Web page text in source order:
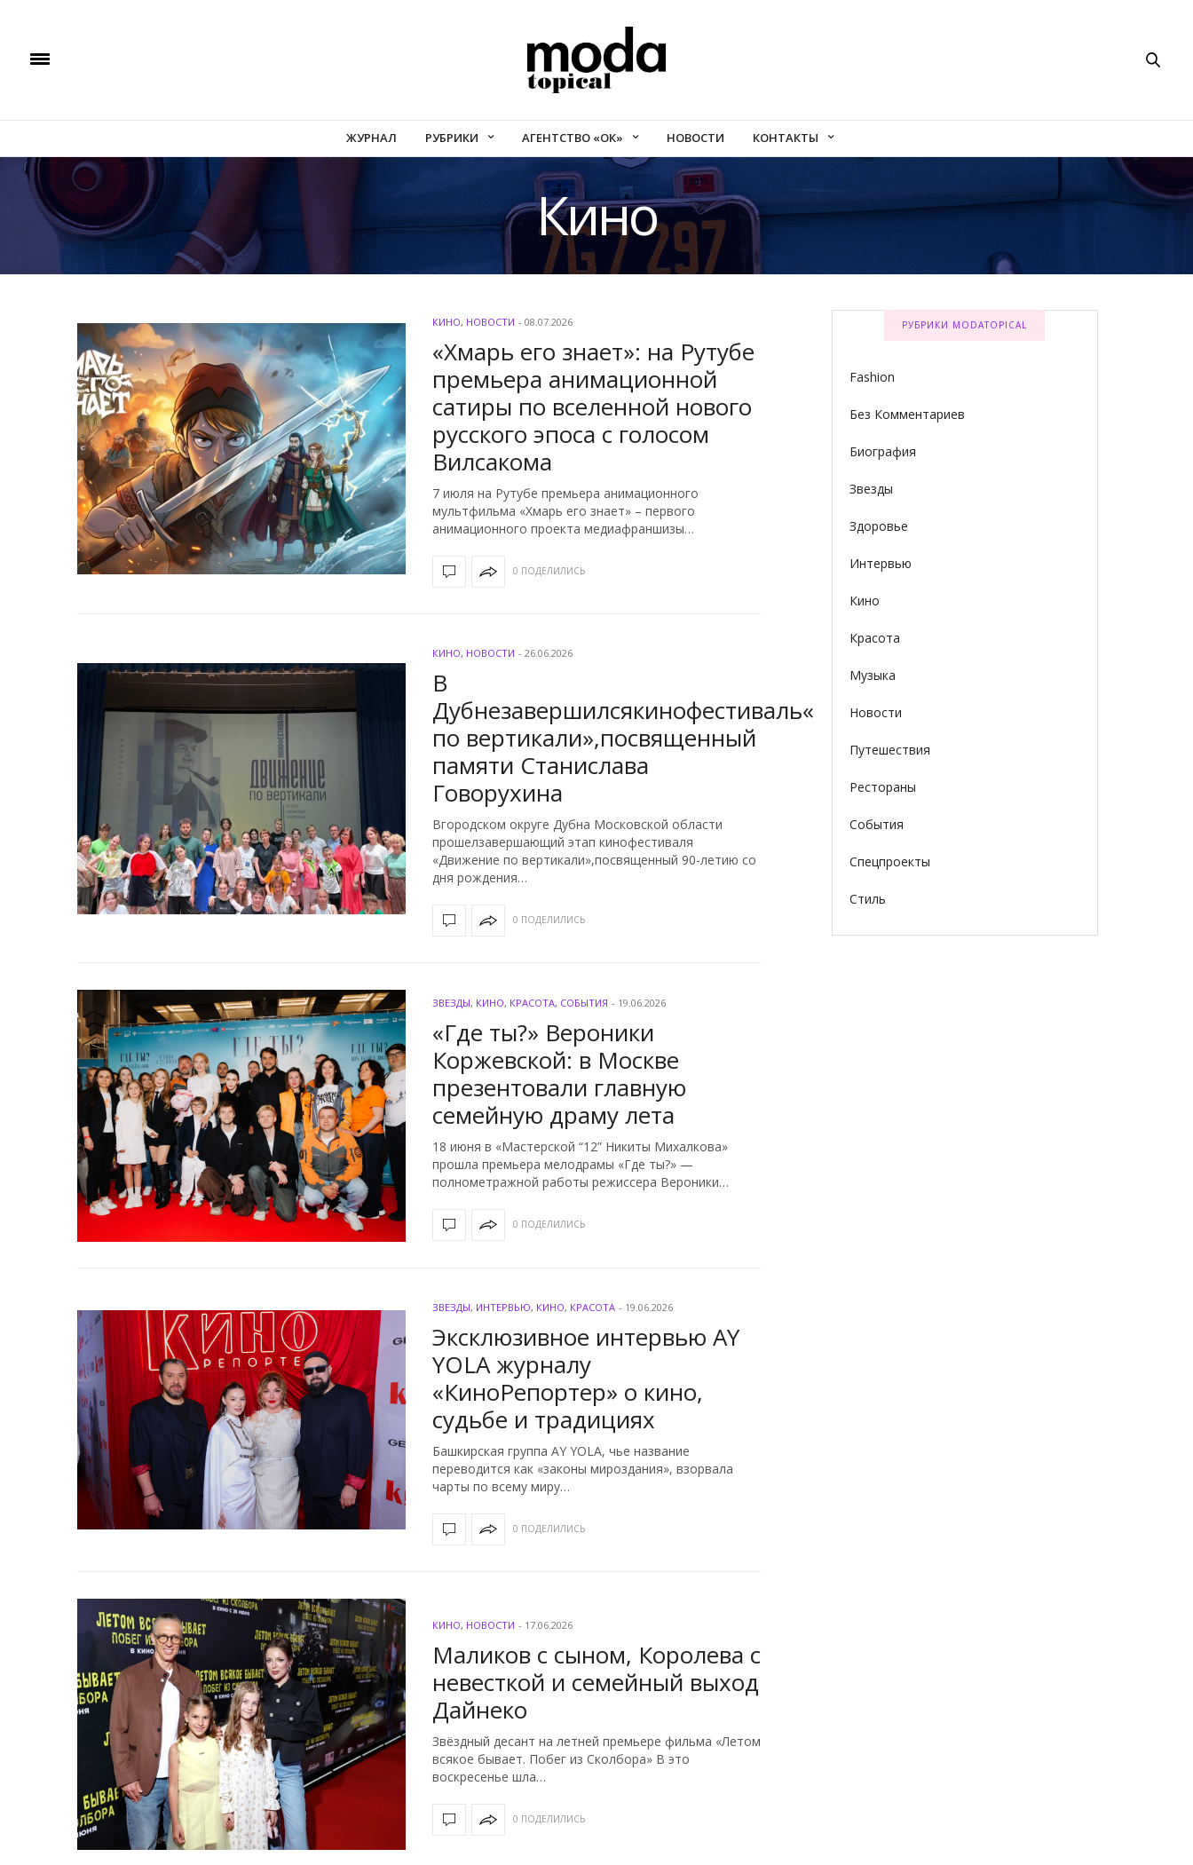
ЖУРНАЛ РУБРИКИ АГЕНТСТВО «ОК» НОВОСТИ КОНТАКТЫ
Кино
КИНО, НОВОСТИ - 08.07.2026
«Хмарь его знает»: на Рутубе
премьера анимационной
сатиры по вселенной нового
русского эпоса с голосом
Вилсакома
7 июля на Рутубе премьера анимационного
мультфильма «Хмарь его знает» – первого
анимационного проекта медиафраншизы…
0 ПОДЕЛИЛИСЬ
КИНО, НОВОСТИ - 26.06.2026
В
Дубнезавершилсякинофестиваль«Движение
по вертикали»,посвященный
памяти Станислава
Говорухина
Вгородском округе Дубна Московской области
прошелзавершающий этап кинофестиваля
«Движение по вертикали»,посвященный 90-летию со
дня рождения…
0 ПОДЕЛИЛИСЬ
ЗВЕЗДЫ, КИНО, КРАСОТА, СОБЫТИЯ - 19.06.2026
«Где ты?» Вероники
Коржевской: в Москве
презентовали главную
семейную драму лета
18 июня в «Мастерской “12” Никиты Михалкова»
прошла премьера мелодрамы «Где ты?» —
полнометражной работы режиссера Вероники…
0 ПОДЕЛИЛИСЬ
ЗВЕЗДЫ, ИНТЕРВЬЮ, КИНО, КРАСОТА - 19.06.2026
Эксклюзивное интервью AY
YOLA журналу
«КиноРепортер» о кино,
судьбе и традициях
Башкирская группа AY YOLA, чье название
переводится как «законы мироздания», взорвала
чарты по всему миру…
0 ПОДЕЛИЛИСЬ
КИНО, НОВОСТИ - 17.06.2026
Маликов с сыном, Королева с
невесткой и семейный выход
Дайнеко
Звёздный десант на летней премьере фильма «Летом
всякое бывает. Побег из Сколбора» В это
воскресенье шла…
0 ПОДЕЛИЛИСЬ
РУБРИКИ MODATOPICAL
Fashion
Без Комментариев
Биография
Звезды
Здоровье
Интервью
Кино
Красота
Музыка
Новости
Путешествия
Рестораны
События
Спецпроекты
Стиль